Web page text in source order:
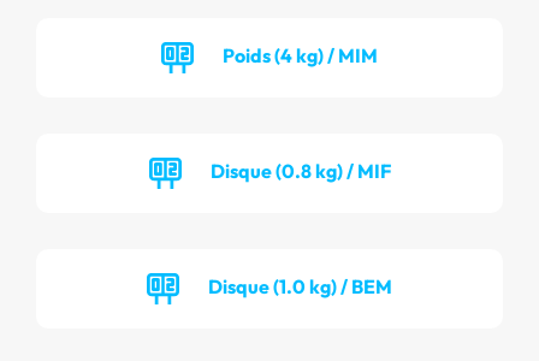
Poids (4 kg) / MIM
Disque (0.8 kg) / MIF
Disque (1.0 kg) / BEM